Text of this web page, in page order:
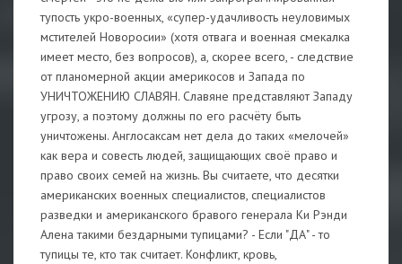
тупость укро-военных, «супер-удачливость неуловимых
мстителей Новоросии» (хотя отвага и военная смекалка
имеет место, без вопросов), а, скорее всего, - следствие
от планомерной акции америкосов и Запада по
УНИЧТОЖЕНИЮ СЛАВЯН. Славяне представляют Западу
угрозу, а поэтому должны по его расчёту быть
уничтожены. Англосаксам нет дела до таких «мелочей»
как вера и совесть людей, защищающих своё право и
право своих семей на жизнь. Вы считаете, что десятки
американских военных специалистов, специалистов
разведки и американского бравого генерала Ки Рэнди
Алена такими бездарными тупицами? - Если "ДА" - то
тупицы те, кто так считает. Конфликт, кровь,